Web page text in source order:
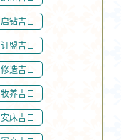
启钻吉日
订盟吉日
修造吉日
牧养吉日
安床吉日